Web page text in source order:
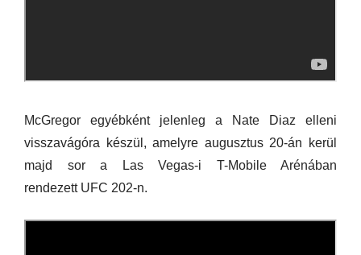
McGregor egyébként jelenleg a Nate Diaz elleni
visszavágóra készül, amelyre augusztus 20-án kerül
majd sor a Las Vegas-i T-Mobile Arénában
rendezett UFC 202-n.